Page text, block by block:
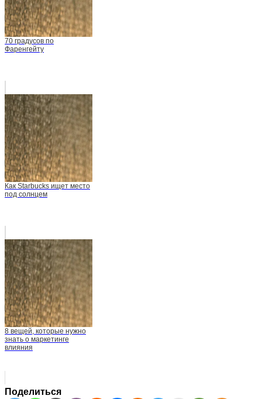
70 градусов по
Фаренгейту
Как Starbucks ищет место
под солнцем
8 вещей, которые нужно
знать о маркетинге
влияния
Поделиться